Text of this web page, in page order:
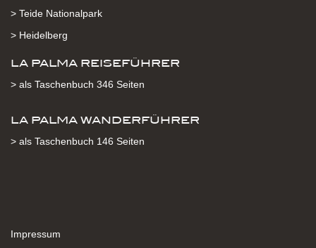
> Teide Nationalpark
> Heidelberg
LA PALMA REISEFÜHRER
> als Taschenbuch 346 Seiten
LA PALMA WANDERFÜHRER
> als Taschenbuch 146 Seiten
Impressum